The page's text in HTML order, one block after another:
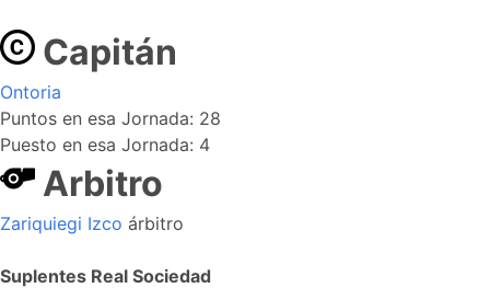
Capitán
Ontoria
Puntos en esa Jornada: 28
Puesto en esa Jornada: 4
Arbitro
Zariquiegi Izco árbitro
Suplentes Real Sociedad